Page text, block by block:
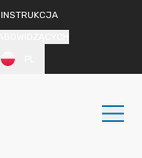
INSTRUKCJA